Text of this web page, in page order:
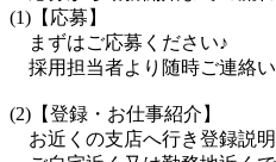
(1)【応募】
まずはご応募ください♪
採用担当者より随時ご連絡い
(2)【登録・お仕事紹介】
お近くの支店へ行き登録説明